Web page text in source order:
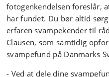
fotogenkendelsen foreslår,
har fundet. Du bør altid
erfaren svampekender til
Clausen, som samtidig
svampefund på Danmarks
- Ved at dele dine